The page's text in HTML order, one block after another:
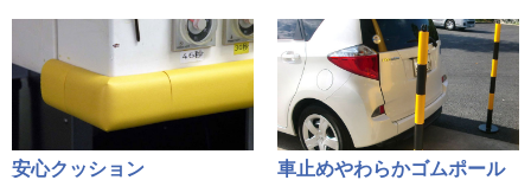
安心クッション 車止めやわらかゴムポール